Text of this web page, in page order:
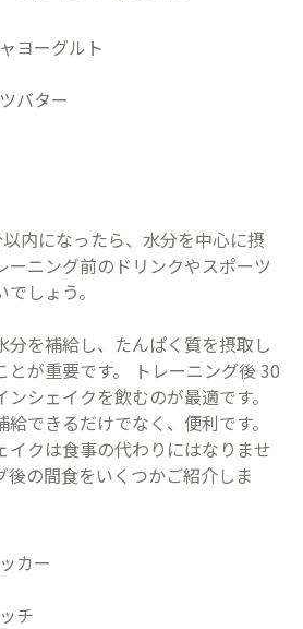
ヨーグルト
バター
内になったら、水分を中心に摂
ーニング前のドリンクやスポーツ
しょう。
分を補給し、たんぱく質を摂取し
とが重要です。 トレーニング後 30
シェイクを飲むのが最適です。
できるだけでなく、便利です。
イクは食事の代わりにはなりませ
後の間食をいくつかご紹介しま
カー
チ